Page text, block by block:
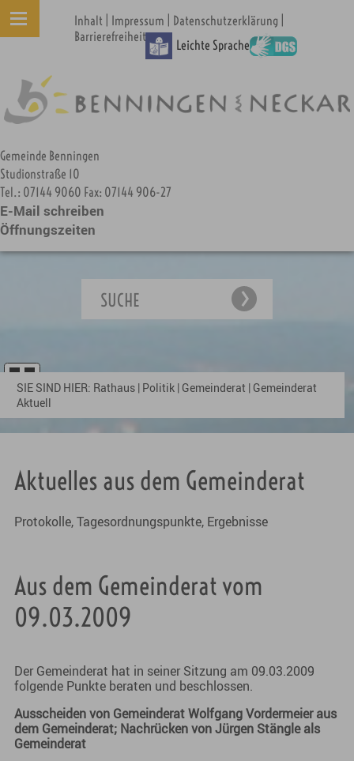
Leichte Sprache
Inhalt Impressum Datenschutzerklärung
Barrierefreiheit
Gemeinde Benningen
Studionstraße 10
Tel.: 07144 9060 Fax: 07144 906-27
E-Mail schreiben
Öffnungszeiten
SUCHE
SIE SIND HIER: Rathaus | Politik | Gemeinderat | Gemeinderat
Aktuell
Aktuelles aus dem Gemeinderat
Protokolle, Tagesordnungspunkte, Ergebnisse
Aus dem Gemeinderat vom
09.03.2009
Der Gemeinderat hat in seiner Sitzung am 09.03.2009
folgende Punkte beraten und beschlossen.
Ausscheiden von Gemeinderat Wolfgang Vordermeier aus
dem Gemeinderat; Nachrücken von Jürgen Stängle als
Gemeinderat